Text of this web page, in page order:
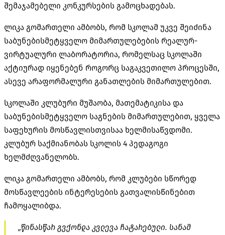
შემაჯამებელი კონკურსების გამოცხადებას.
ლიკა გომართელი ამბობს, რომ სკოლამ უკვე შეიძინა
საბუნებისმეტყველო მიმართულებების რეალურ-
ვირტუალური ლაბორატორია, რომელსაც სკოლაში
აქტიურად იყენებენ როგორც საგაკვეთილო პროცესში,
ასევე არაფორმალური განათლების მიმართულებით.
სკოლაში კლუბური მუშაობა, მათემატიკისა და
საბუნებისმეტყველო საგნების მიმართულებით, ყველა
საფეხურის მოსწავლისთვისაა ხელმისაწვდომი.
კლუბურ საქმიანობას სკოლის 4 პედაგოგი
ხელმძღვანელობს.
ლიკა გომართელი ამბობს, რომ კლუბები სწორედ
მოსწავლეების ინტერესების გათვალისწინებით
ჩამოყალიბდა.
„წინასწარ გვქონდა კვლევა ჩატარებული. სანამ